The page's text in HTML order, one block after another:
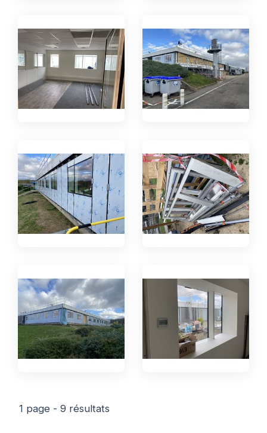
1 page - 9 résultats